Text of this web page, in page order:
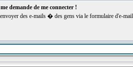
demande de me connecter !
des e-mails � des gens via le formulaire